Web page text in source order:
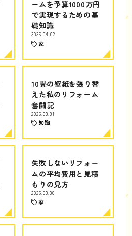
ームを予算1000万円
で実現するための基
礎知識
2026.04.02
家
10畳の壁紙を張り替
えた私のリフォーム
奮闘記
2026.03.31
知識
失敗しないリフォー
ムの平均費用と見積
もりの見方
2026.03.30
家